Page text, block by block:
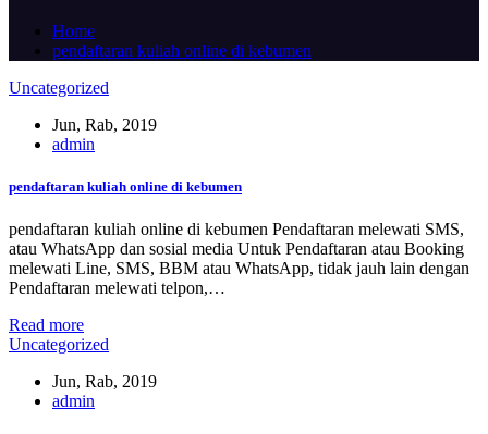
Home
pendaftaran kuliah online di kebumen
Uncategorized
Jun, Rab, 2019
admin
pendaftaran kuliah online di kebumen
pendaftaran kuliah online di kebumen Pendaftaran melewati SMS,
atau WhatsApp dan sosial media Untuk Pendaftaran atau Booking
melewati Line, SMS, BBM atau WhatsApp, tidak jauh lain dengan
Pendaftaran melewati telpon,…
Read more
Uncategorized
Jun, Rab, 2019
admin